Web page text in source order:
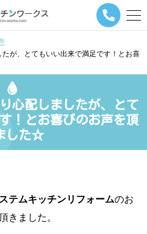
メ
ー
ビ
シ
ョ
ン
タ
が、とてもいい出来で満足です！とお喜
心配しましたが、とて
！とお喜びのお声を頂
した☆
テムキッチンリフォームのお
きました。